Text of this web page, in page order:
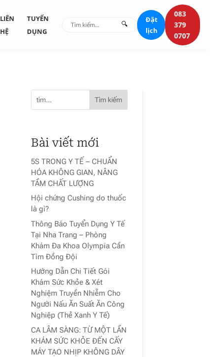
LIÊN
HỆ
TUYỂN
DỤNG
🔍
Đặt
lịch
083
379
0707
Tìm kiếm
Bài viết mới
5S TRONG Y TẾ – CHUẨN
HÓA KHÔNG GIAN, NÂNG
TẦM CHẤT LƯỢNG
Hội chứng Cushing do thuốc
là gì?
Thông Báo Tuyển Dụng Y Tế
Tại Nha Trang – Phòng
Khám Đa Khoa Olympia Cần
Tìm Đồng Đội
Hướng Dẫn Chi Tiết Gói
Khám Sức Khỏe & Xét
Nghiệm Truyền Nhiễm Cho
Người Nấu Ăn Suất Ăn Công
Nghiệp (Thẻ Xanh Y Tế)
CA LÂM SÀNG: TỪ MỘT LẦN
KHÁM SỨC KHỎE ĐẾN CẤY
MÁY TẠO NHỊP KHÔNG DÂY